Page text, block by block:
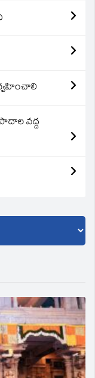
పాదాల వద్ద